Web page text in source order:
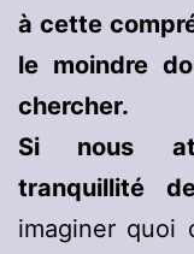
à cette
le moindre
chercher.
Si nous
tranquillité
imaginer quoi